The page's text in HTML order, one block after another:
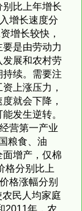
比上年增长
增长速度分
增长较快，
是由劳动力
发展和农村劳
续。需要注
上涨压力，
就会下降，
发生逆转。
营第一产业
粮食、油
增产，仅棉
格分别比上
格涨幅分别
民人均家庭
2011年，农